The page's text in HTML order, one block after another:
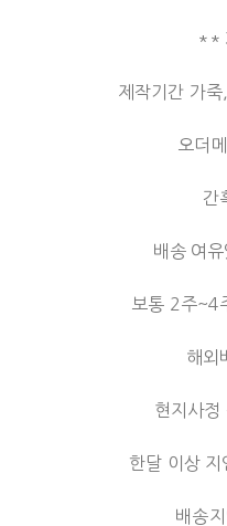
**
제작기간 가
오더
간
배송 여
보통 2주~4
해외
현지사정
한달 이상
배송